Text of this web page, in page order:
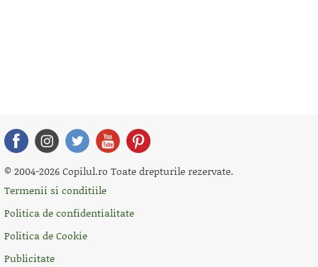
© 2004-2026 Copilul.ro Toate drepturile rezervate.
Termenii si conditiile
Politica de confidentialitate
Politica de Cookie
Publicitate